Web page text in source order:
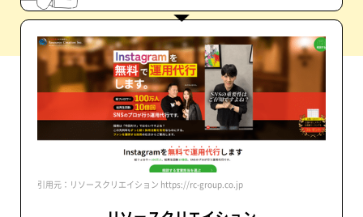
引用元：リソースクリエイション https://rc-group.co.jp